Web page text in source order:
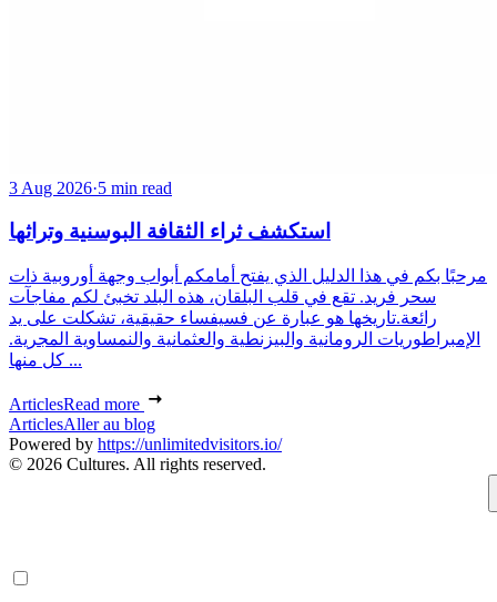
3 Aug 2026·5 min read
استكشف ثراء الثقافة البوسنية وتراثها
مرحبًا بكم في هذا الدليل الذي يفتح أمامكم أبواب وجهة أوروبية ذات
سحر فريد. تقع في قلب البلقان، هذه البلد تخبئ لكم مفاجآت
رائعة.تاريخها هو عبارة عن فسيفساء حقيقية، تشكلت على يد
الإمبراطوريات الرومانية والبيزنطية والعثمانية والنمساوية المجرية.
كل منها ...
ArticlesRead more
ArticlesAller au blog
Powered by https://unlimitedvisitors.io/
© 2026 Cultures. All rights reserved.